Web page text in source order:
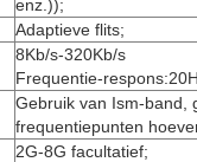
enz.));
Adaptieve flits;
8Kb/s-320Kb/s
Frequentie-
Gebruik van Ism-band,
frequentiepunten
2G-8G facultatief;